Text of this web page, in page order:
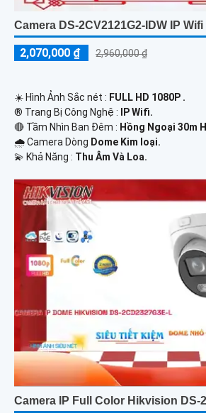
Camera DS-2CV2121G2-IDW IP Wifi
2,070,000 ₫ 2,960,000 ₫
☀️ Hình Ảnh Sắc nét : FULL HD 1080P .
®️ Trang Bị Công Nghệ :
IP Wifi.
🔴 Tầm Nhìn Ban Đêm : Hồng Ngoại 30m
🌧️ Camera Dòng Dome Kim loại.
️💫 Khả Năng : Thu Âm Và Loa.
Camera IP Full Color Hikvision DS-